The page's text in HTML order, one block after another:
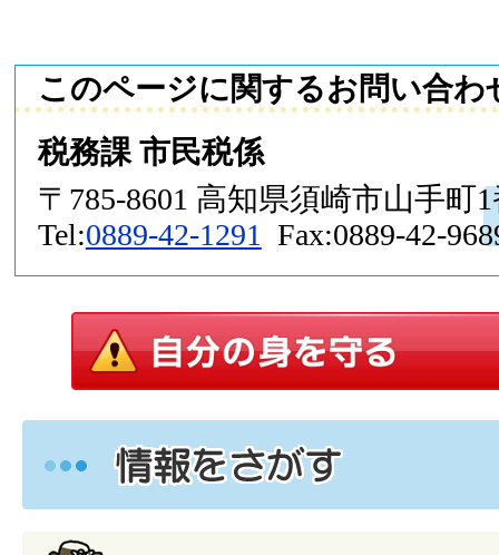
このページに関するお問い合わ
税務課 市民税係
〒785-8601 高知県須崎市山手町
Tel:0889-42-1291 Fax:0889-42-